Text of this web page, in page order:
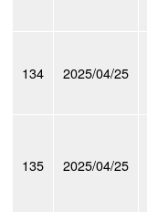
134 2025/04/25
135 2025/04/25